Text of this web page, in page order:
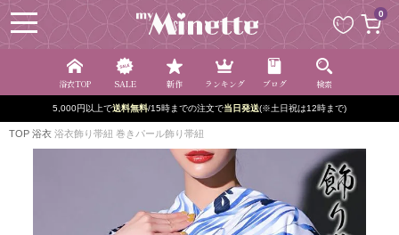
0
浴衣TOP SALE 新作 ランキング ブログ 検索
5,000円以上で送料無料/15時までの注文で当日発送(※土日祝は12時まで)
TOP 浴衣 浴衣飾り帯紐 巻きパール飾り帯紐
ペー
ジト
ップ